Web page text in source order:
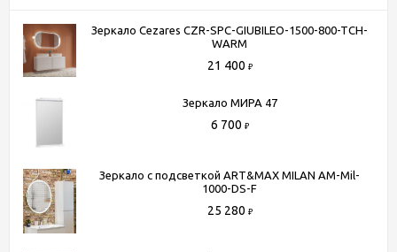
Зеркало Cezares CZR-SPC-GIUBILEO-1500-800-TCH-
WARM
21 400 ₽
Зеркало МИРА 47
6 700 ₽
Зеркало с подсветкой ART&MAX MILAN AM-Mil-
1000-DS-F
25 280 ₽